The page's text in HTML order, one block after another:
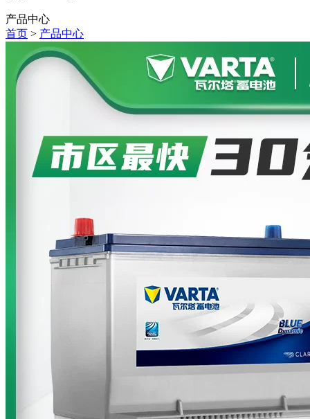
产品中心
首页 > 产品中心